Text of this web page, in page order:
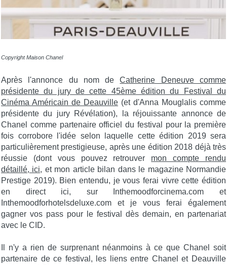
Copyright Maison Chanel
Après l'annonce du nom deCatherine Deneuve comme
présidente du jury de cette 45ème édition du Festival du
Cinéma Américain de Deauville (et d'Anna Mouglalis comme
présidente du jury Révélation), la réjouissante annonce de
Chanel comme partenaire officiel du festival pour la première
fois corrobore l'idée selon laquelle cette édition 2019 sera
particulièrement prestigieuse, après une édition 2018 déjà très
réussie (dont vous pouvez retrouver mon compte rendu
détaillé, ici, et mon article bilan dans le magazine Normandie
Prestige 2019). Bien entendu, je vous ferai vivre cette édition
en direct ici, sur Inthemoodforcinema.com et
Inthemoodforhotelsdeluxe.com et je vous ferai également
gagner vos pass pour le festival dès demain, en partenariat
avec le CID.
Il n'y a rien de surprenant néanmoins à ce que Chanel soit
partenaire de ce festival, les liens entre Chanel et Deauville